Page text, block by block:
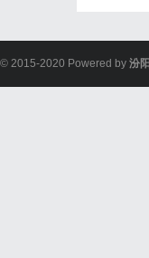
© 2015-2020 Powered by 汾